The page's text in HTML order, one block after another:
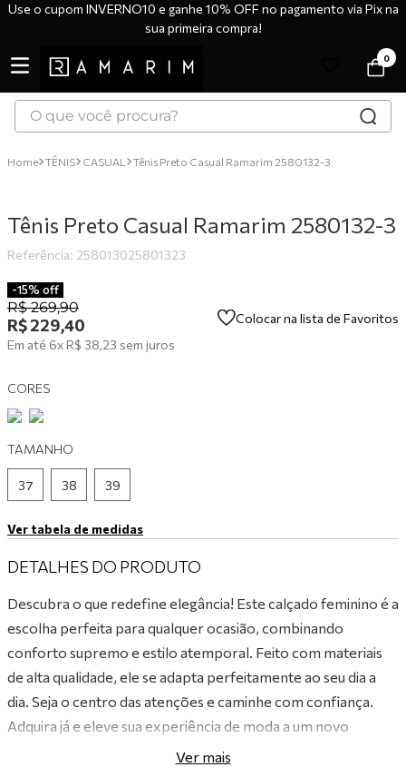
Use o cupom INVERNO10 e ganhe 10% OFF no pagamento via Pix na
sua primeira compra!
0
O que você procura?
TÊNIS CASUAL Tênis Preto Casual Ramarim 2580132-3
Tênis Preto Casual Ramarim 2580132-3
Referência: 258013025801323
-15% off
R$ 269,90
R$229,40
Em até 6xR$ 38,23 sem juros
Colocar na lista de Favoritos
CORES
TAMANHO
37 38 39
Ver tabela de medidas
DETALHES DO PRODUTO
Descubra o que redefine elegância! Este calçado feminino é a
escolha perfeita para qualquer ocasião, combinando
conforto supremo e estilo atemporal. Feito com materiais
de alta qualidade, ele se adapta perfeitamente ao seu dia a
dia. Seja o centro das atenções e caminhe com confiança.
Adquira já e eleve sua experiência de moda a um novo
Ver mais
TERMOS MAIS BUSCADOS
5º
scarpin
6 º
tênis casual
10
tênis branco